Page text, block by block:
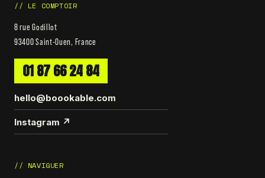
// LE COMPTOIR
8 rue Godillot
93400 Saint-Ouen, France
01 87 66 24 84
hello@boookable.com
Instagram ↗
// NAVIGUER